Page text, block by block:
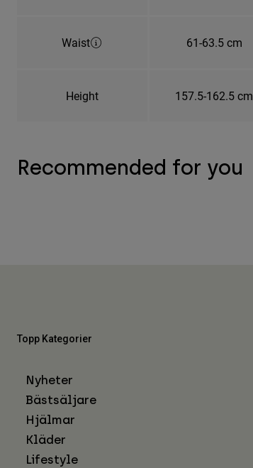
Waist 61-63.5 cm
Height 157.5-162.5 cm
Recommended for you
Topp Kategorier
Nyheter
Bästsäljare
Hjälmar
Kläder
Lifestyle